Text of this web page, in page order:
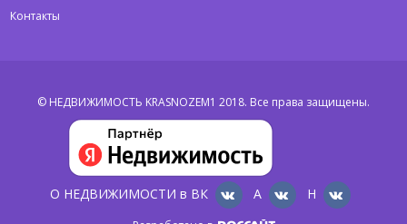
Контакты
© НЕДВИЖИМОСТЬ KRASNOZEM1 2018. Все права защищены.
О НЕДВИЖИМОСТИ в ВК А Н